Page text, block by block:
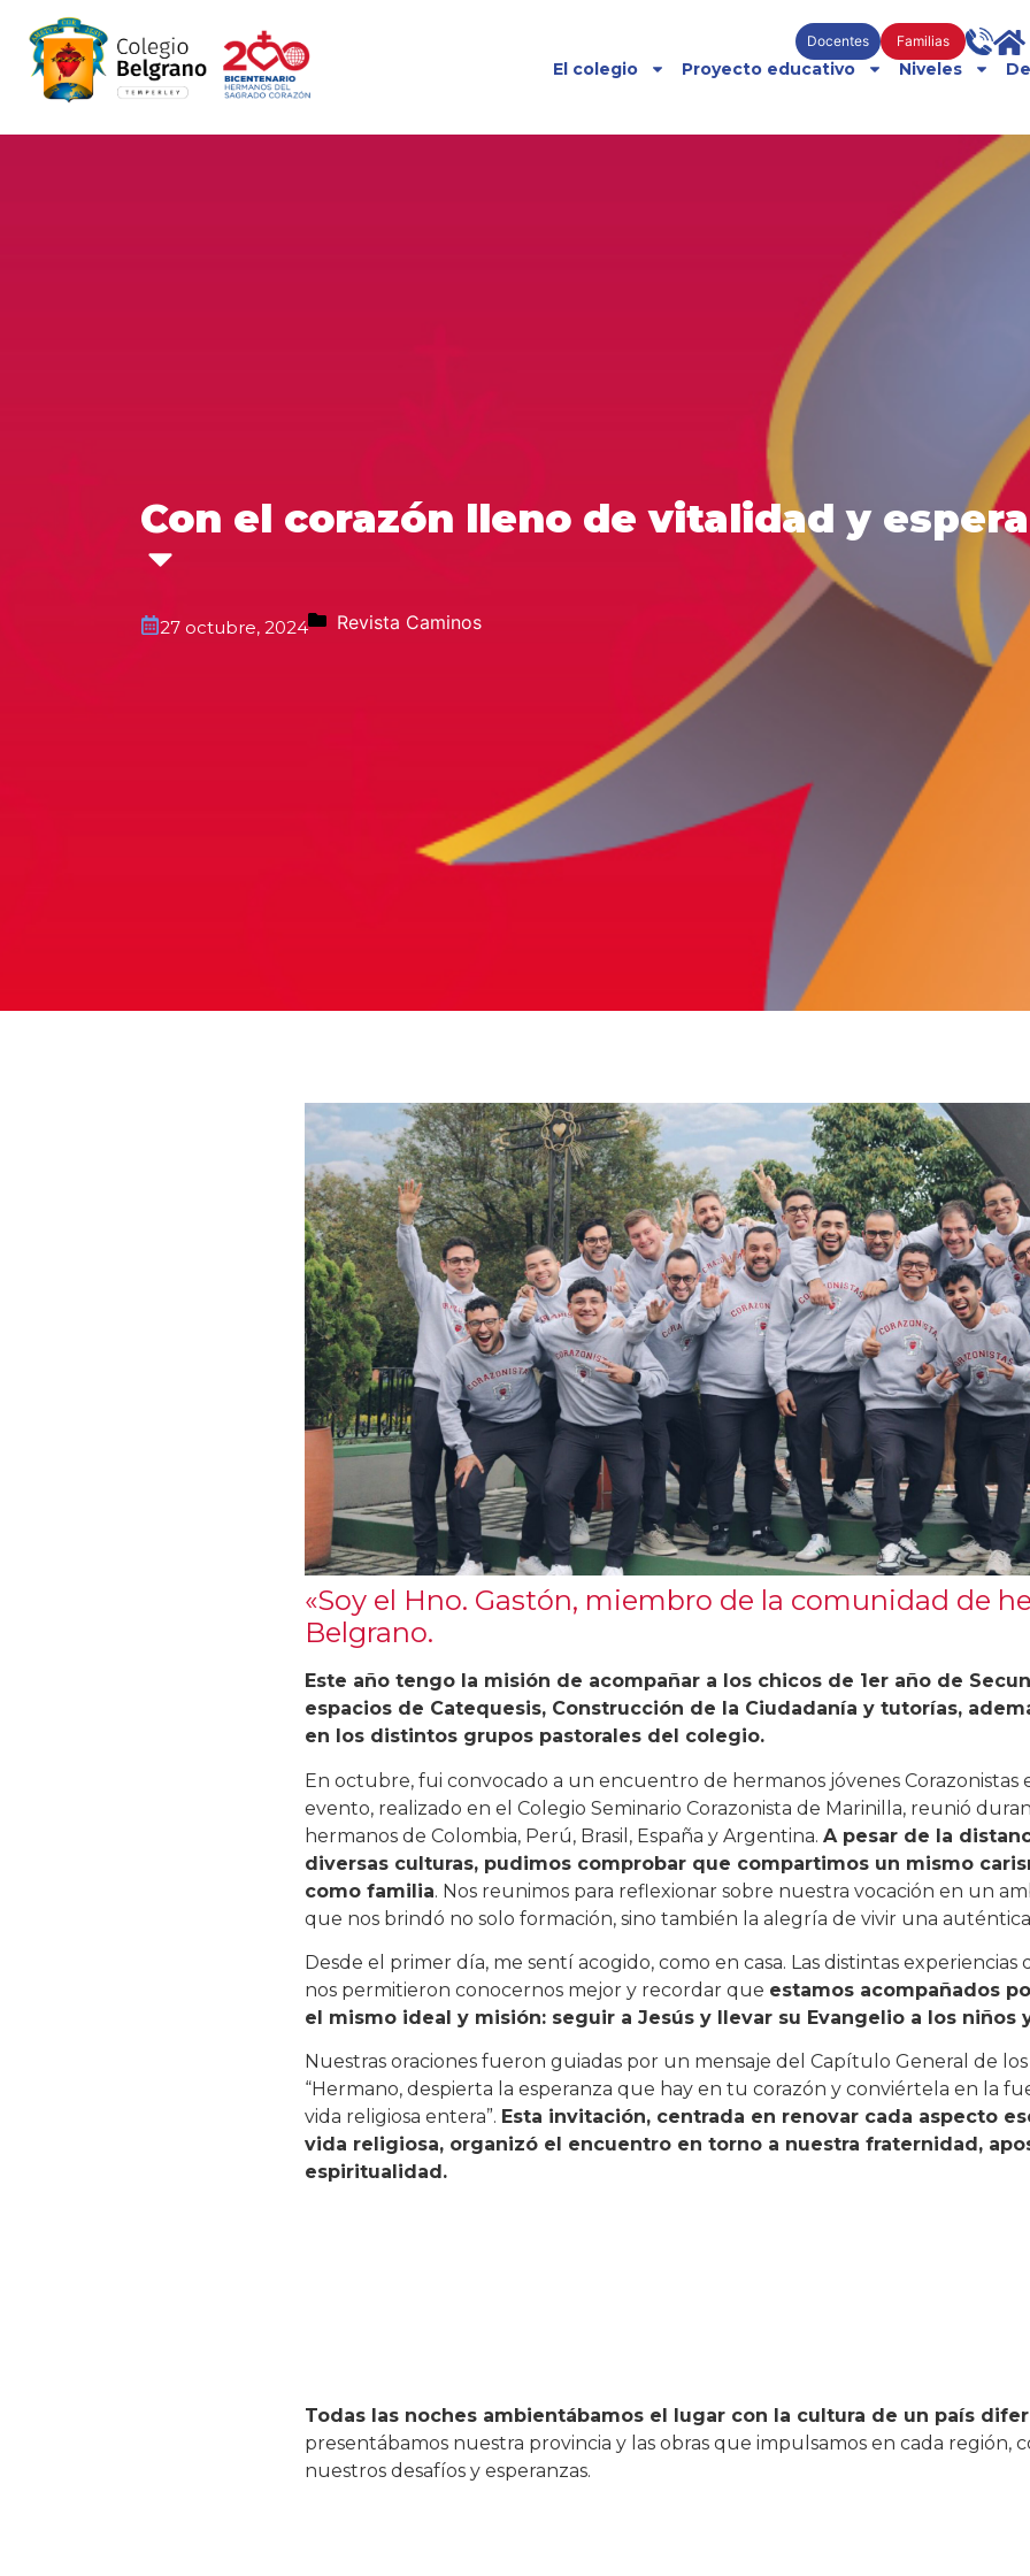
Docentes Familias
El colegio Proyecto educativo Niveles
Con el corazón lleno de vitalidad y
27 octubre, 2024 Revista Caminos
«Soy el Hno. Gastón, miembro de la comunidad de
Belgrano.
Este año tengo la misión de acompañar a los chicos de 1er año de
espacios de Catequesis, Construcción de la Ciudadanía y tutorías,
en los distintos grupos pastorales del colegio.
En octubre, fui convocado a un encuentro de hermanos jóvenes Corazonistas
evento, realizado en el Colegio Seminario Corazonista de Marinilla, reunió
hermanos de Colombia, Perú, Brasil, España y Argentina. A pesar de la
diversas culturas, pudimos comprobar que compartimos un mismo
como familia. Nos reunimos para reflexionar sobre nuestra vocación en un
que nos brindó no solo formación, sino también la alegría de vivir una
Desde el primer día, me sentí acogido, como en casa. Las distintas experiencias
nos permitieron conocernos mejor y recordar que estamos acompañados
el mismo ideal y misión: seguir a Jesús y llevar su Evangelio a los niños
Nuestras oraciones fueron guiadas por un mensaje del Capítulo General de
“Hermano, despierta la esperanza que hay en tu corazón y conviértela en la
vida religiosa entera”. Esta invitación, centrada en renovar cada aspecto
vida religiosa, organizó el encuentro en torno a nuestra fraternidad,
espiritualidad.
Todas las noches ambientábamos el lugar con la cultura de un país
presentábamos nuestra provincia y las obras que impulsamos en cada región,
nuestros desafíos y esperanzas.